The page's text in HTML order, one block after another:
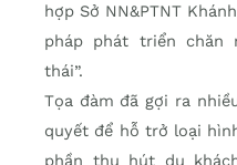
hợp Sở NN&PTNT
pháp phát triển
thái”.
Tọa đàm đã gợi ra
quyết để hỗ trở loại
phần thu hút du